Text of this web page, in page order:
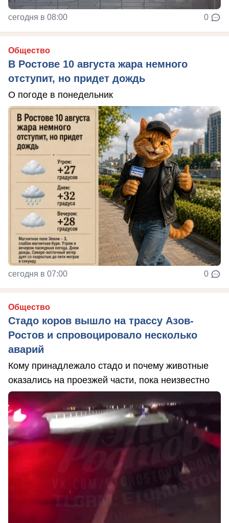
сегодня в 08:00 0
Общество
В Ростове 10 августа жара немного
отступит, но придет дождь
О погоде в понедельник
сегодня в 07:00 0
Общество
Стадо коров вышло на трассу Азов-
Ростов и спровоцировало несколько
аварий
Кому принадлежало стадо и почему животные
оказались на проезжей части, пока неизвестно